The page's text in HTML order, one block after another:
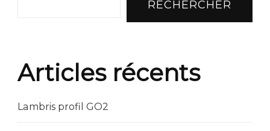
RECHERCHER
Articles récents
Lambris profil GO2